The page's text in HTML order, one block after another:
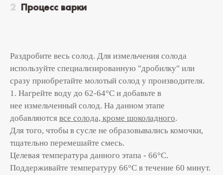
Процесс варки
Раздробите весь солод. Для измельчения солода
используйте специализированную "дробилку" или
сразу приобретайте молотый солод у производителя.
1. Нагрейте воду до 62-64°С и добавьте в
нее измельченный солод. На данном этапе
добавляются все солода, кроме шоколадного.
Для того, чтобы в сусле не образовывались комочки,
тщательно перемешайте смесь.
Целевая температура данного этапа - 66°С.
Поддерживайте температуру 66°С в течение 60 минут.